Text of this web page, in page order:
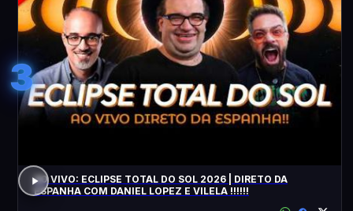
3
AO VIVO: ECLIPSE TOTAL DO SOL 2026 | DIRETO DA
ESPANHA COM DANIEL LOPEZ E VILELA !!!!!!